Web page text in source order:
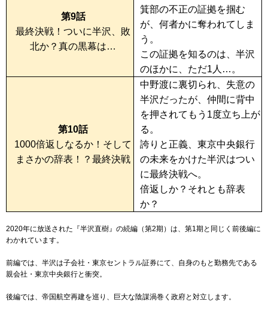
第9話
最終決戦！ついに半沢、敗
北か？真の黒幕は…
箕部の不正の証拠を掴む
が、何者かに奪われてしま
う。
この証拠を知るのは、半沢
のほかに、ただ1人…。
第10話
1000倍返しなるか！そして
まさかの辞表！？最終決戦
中野渡に裏切られ、失意の
半沢だったが、仲間に背中
を押されてもう1度立ち上が
る。
誇りと正義、東京中央銀行
の未来をかけた半沢はつい
に最終決戦へ。
倍返しか？それとも辞表
か？
2020年に放送された『半沢直樹』の続編（第2期）は、第1期と同じく前後編に
わかれています。
前編では、半沢は子会社・東京セントラル証券にて、自身のもと勤務先である
親会社・東京中央銀行と衝突。
後編では、帝国航空再建を巡り、巨大な陰謀渦巻く政府と対立します。